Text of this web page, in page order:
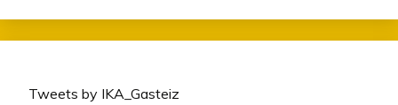
Tweets by IKA_Gasteiz